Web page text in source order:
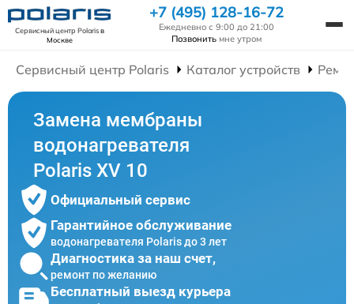
Сервисный центр Polarisв
Москве
+7 (495) 128-16-72
Ежедневно с 9:00 до 21:00
Позвонить мне утром
Сервисный центр Polaris Каталог устройств
Замена мембраны
водонагревателя
Polaris XV 10
Официальный сервис
Гарантийное обслуживание
водонагревателя Polaris до 3 лет
Диагностика за наш счет,
ремонт по желанию
Бесплатный выезд курьера